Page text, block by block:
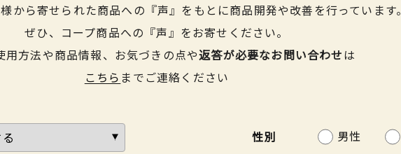
から寄せられた商品への『声』をもとに商品開発や改善を行っています。
ぜひ、コープ商品への『声』をお寄せください。
用方法や商品情報、お気づきの点や返答が必要なお問い合わせは
こちら までご連絡ください
性別 男性